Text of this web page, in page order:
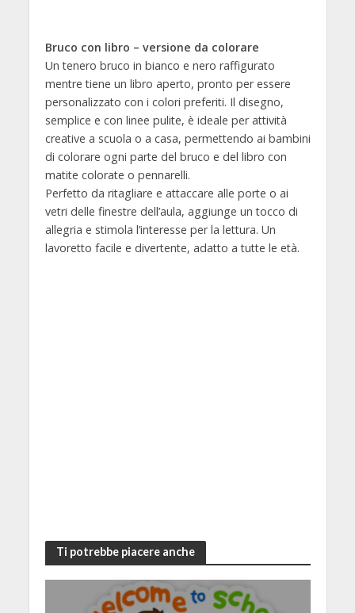
Bruco con libro – versione da colorare
Un tenero bruco in bianco e nero raffigurato
mentre tiene un libro aperto, pronto per essere
personalizzato con i colori preferiti. Il disegno,
semplice e con linee pulite, è ideale per attività
creative a scuola o a casa, permettendo ai bambini
di colorare ogni parte del bruco e del libro con
matite colorate o pennarelli.
Perfetto da ritagliare e attaccare alle porte o ai
vetri delle finestre dell’aula, aggiunge un tocco di
allegria e stimola l’interesse per la lettura. Un
lavoretto facile e divertente, adatto a tutte le età.
Ti potrebbe piacere anche